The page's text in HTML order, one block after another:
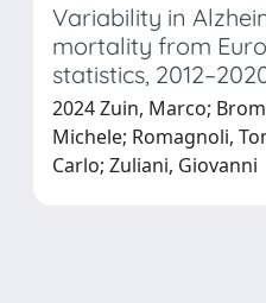
Variability in
mortality from
statistics,
2024 Zuin, Marco;
Michele; Romagnoli,
Carlo; Zuliani, Giovanni